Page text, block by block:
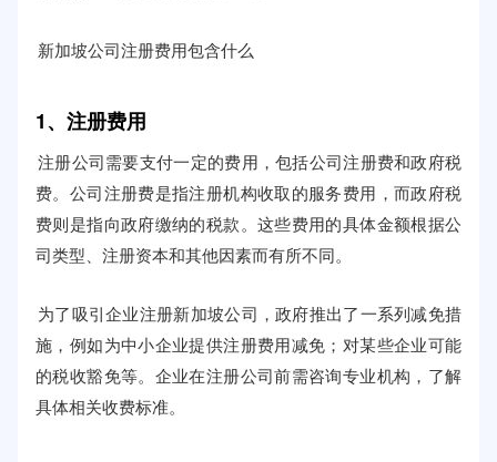
新加坡公司注册费用包含什么
1、注册费用
注册公司需要支付一定的费用，包括公司注册费和政府税
费。公司注册费是指注册机构收取的服务费用，而政府税
费则是指向政府缴纳的税款。这些费用的具体金额根据公
司类型、注册资本和其他因素而有所不同。
为了吸引企业注册新加坡公司，政府推出了一系列减免措
施，例如为中小企业提供注册费用减免；对某些企业可能
的税收豁免等。企业在注册公司前需咨询专业机构，了解
具体相关收费标准。